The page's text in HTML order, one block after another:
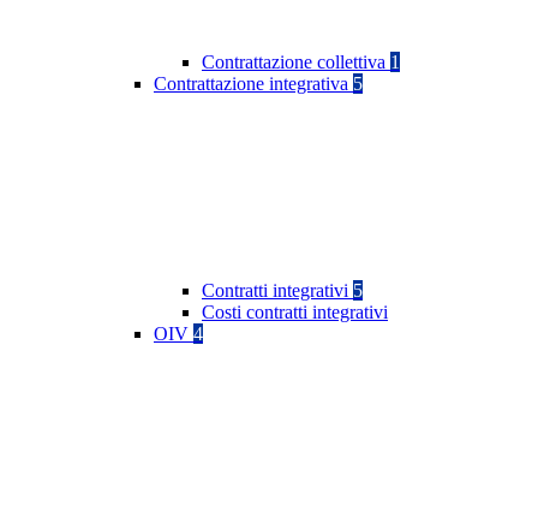
Contrattazione collettiva 1
Contrattazione integrativa 5
Contratti integrativi 5
Costi contratti integrativi
OIV 4